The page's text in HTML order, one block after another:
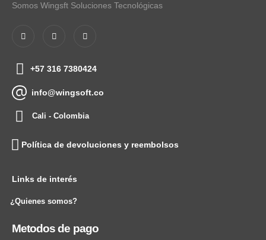
Somos Wingsft Soluciones Tecnológicas
+57 316 7380424
info@wingsoft.co
Cali - Colombia
Política de devoluciones y reembolsos
Links de interés
¿Quienes somos?
Metodos de pago